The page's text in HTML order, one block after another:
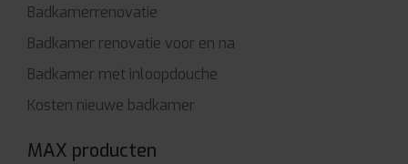
Badkamerrenovatie
Badkamer renovatie voor en na
Badkamer met inloopdouche
Kosten nieuwe badkamer
MAX producten